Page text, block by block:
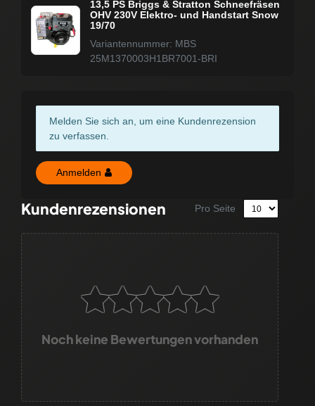
13,5 PS Briggs & Stratton Schneefräsen
OHV 230V Elektro- und Handstart Snow
19/70
Variantennummer: MBS
25M1370003H1BR7001-BRI
Melden Sie sich an, um eine Kundenrezension
zu verfassen.
Anmelden
Kundenrezensionen Pro Seite
Noch keine Bewertungen vorhanden